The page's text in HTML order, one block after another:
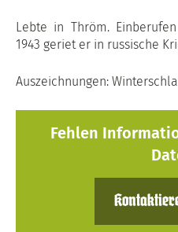
Lebte in Thröm.
1943 geriet er in russische
Auszeichnungen:
Fehlen